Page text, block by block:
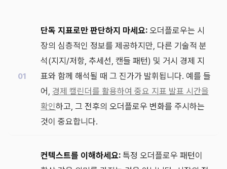
단독 지표로만 판단하지 마세요: 오더플로우는 시
장의 심층적인 정보를 제공하지만, 다른 기술적 분
석(지지/저항, 추세선, 캔들 패턴) 및 거시 경제 지
표와 함께 해석될 때 그 진가가 발휘됩니다. 예를 들
어, 경제 캘린더를 활용하여 중요 지표 발표 시간을
확인하고, 그 전후의 오더플로우 변화를 주시하는
것이 중요합니다.
컨텍스트를 이해하세요: 특정 오더플로우 패턴이